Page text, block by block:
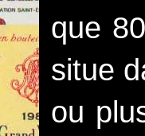
que
situe
ou